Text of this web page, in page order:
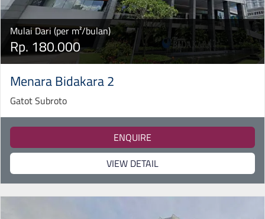
Mulai Dari (per m²/bulan)
Rp. 180.000
Menara Bidakara 2
Gatot Subroto
ENQUIRE
VIEW DETAIL